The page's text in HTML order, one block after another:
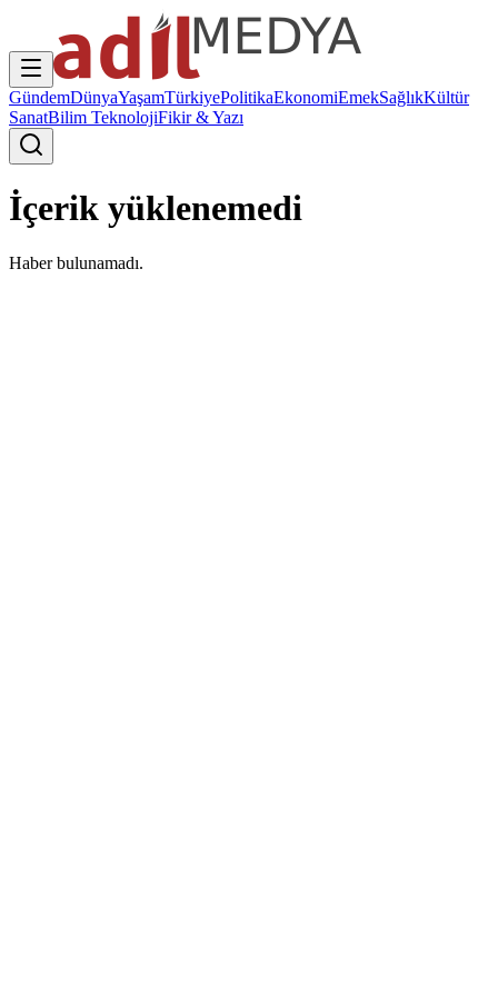
GündemDünyaYaşamTürkiyePolitikaEkonomiEmekSağlıkKültür
SanatBilim TeknolojiFikir & Yazı
İçerik yüklenemedi
Haber bulunamadı.